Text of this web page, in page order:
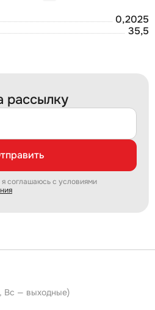
0,2025
35,5
рассылку
соглашаюсь с условиями
Вс — выходные)